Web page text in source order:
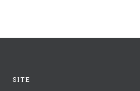
SITE